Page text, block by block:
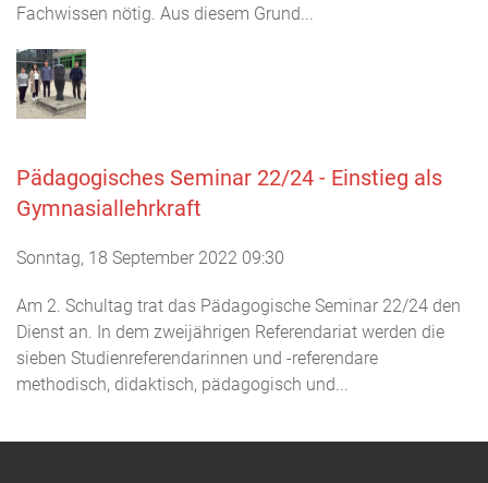
Fachwissen nötig. Aus diesem Grund...
Pädagogisches Seminar 22/24 - Einstieg als
Gymnasiallehrkraft
Sonntag, 18 September 2022 09:30
Am 2. Schultag trat das Pädagogische Seminar 22/24 den
Dienst an. In dem zweijährigen Referendariat werden die
sieben Studienreferendarinnen und -referendare
methodisch, didaktisch, pädagogisch und...